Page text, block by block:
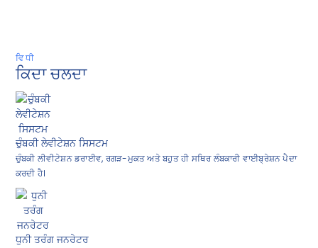
ਵਿਧੀ
ਕਿਦਾ ਚਲਦਾ
ਚੁੰਬਕੀ ਲੇਵੀਟੇਸ਼ਨ ਸਿਸਟਮ
ਚੁੰਬਕੀ ਲੀਵੀਟੇਸ਼ਨ ਡਰਾਈਵ, ਰਗੜ-ਮੁਕਤ ਅਤੇ ਬਹੁਤ ਹੀ ਸਥਿਰ ਲੰਬਕਾਰੀ ਵਾਈਬ੍ਰੇਸ਼ਨ ਪੈਦਾ
ਕਰਦੀ ਹੈ।
ਧੁਨੀ ਤਰੰਗ ਜਨਰੇਟਰ